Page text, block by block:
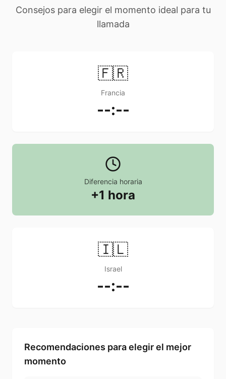
Consejos para elegir el momento ideal para tu
llamada
🇫🇷
Francia
--:--
Diferencia horaria
+1 hora
🇮🇱
Israel
--:--
Recomendaciones para elegir el mejor
momento